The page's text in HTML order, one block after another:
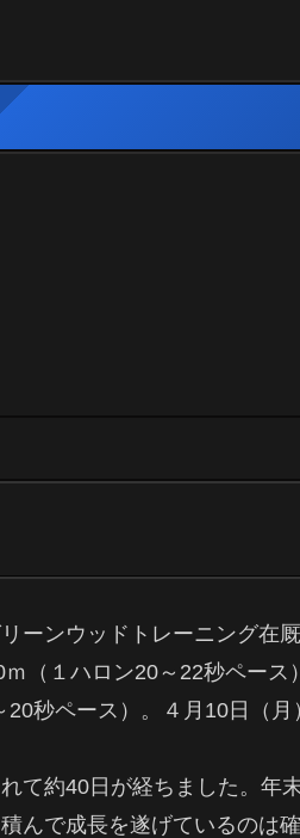
ーンウッドトレーニング在
（１ハロン20～22秒ペー
秒ペース）。４月10日（月
て約40日が経ちました。年
んで成長を遂げているのは